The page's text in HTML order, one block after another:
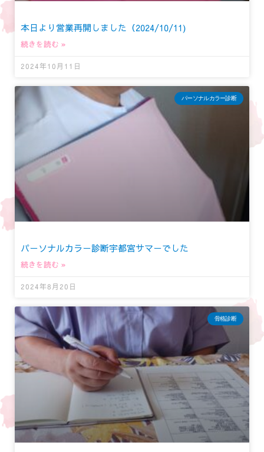
本日より営業再開しました（2024/10/11)
続きを読む »
2024年10月11日
パーソナルカラー診断
パーソナルカラー診断宇都宮サマーでした
続きを読む »
2024年8月20日
骨格診断